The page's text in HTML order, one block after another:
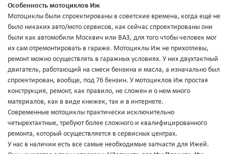
Особенность мотоциклов Иж
Мотоциклы были спроектированы в советские времена, когда ещё не
было никаких авто/мото сервисов, как сейчас спроектированы они
были как автомобили Москвич или ВАЗ, для того чтобы человек мог
их сам отремонтировать в гараже. Мотоциклы Иж не прихотливы,
ремонт можно осуществлять в гаражных условиях. У них двухтактный
двигатель, работающий на смеси бензина и масла, а изначально был
спроектирован, вообще, под 76 бензин. У мотоциклов Иж простая
конструкция, ремонт, как правило, не сложен и о нем много
материалов, как в виде книжек, так и в интернете.
Современные мотоциклы практически исключительно
четырехтактные, требуют более сложного и квалифицированного
ремонта, который осуществляется в сервисных центрах.
У нас в наличии есть все самые необходимые запчасти для Ижей.